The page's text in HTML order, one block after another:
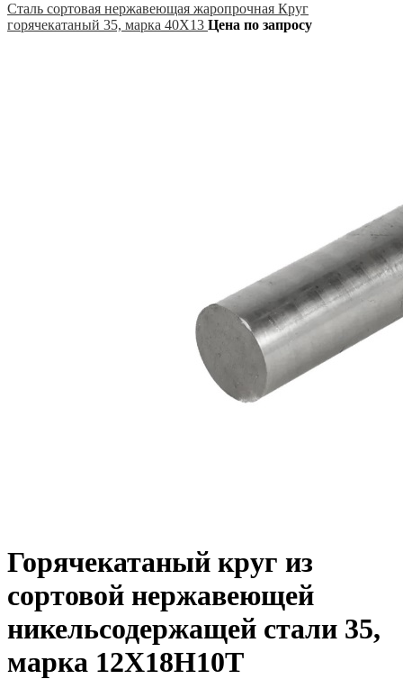
Сталь сортовая нержавеющая жаропрочная Круг
горячекатаный 35, марка 40Х13 Цена по запросу
Горячекатаный круг из
сортовой нержавеющей
никельсодержащей стали 35,
марка 12Х18Н10Т